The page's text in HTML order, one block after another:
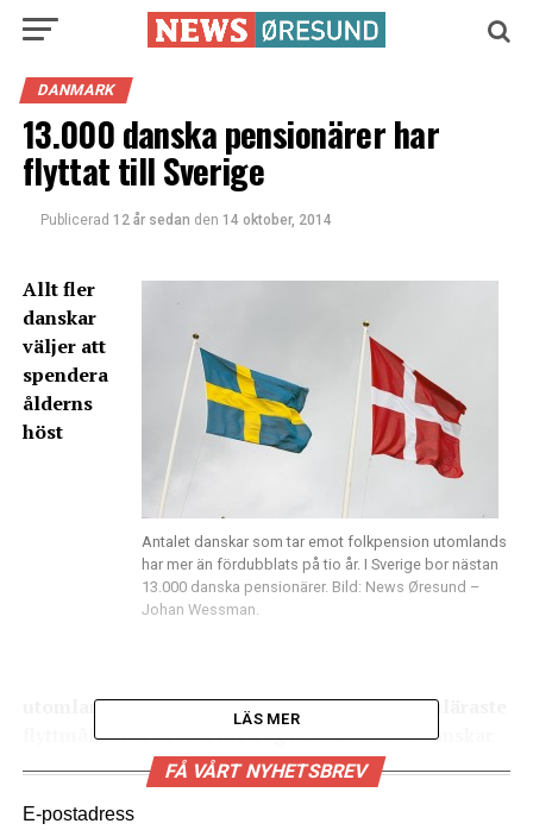
DANMARK
13.000 danska pensionärer har
flyttat till Sverige
Publicerad 12 år sedan den 14 oktober, 2014
Antalet danskar som tar emot folkpension utomlands
har mer än fördubblats på tio år. I Sverige bor nästan
13.000 danska pensionärer. Bild: News Øresund –
Johan Wessman.
Allt fler
danskar
väljer att
spendera
ålderns
höst
utomlands. Och Sverige är det i särklass populäraste
flyttmålet. Förra året mottog nästan 13.000 danskar
sin folkpension i Sverige, enligt en kartläggning
från nyhetsbrevet Momentum.
LÄS MER
FÅ VÅRT NYHETSBREV
E-postadress